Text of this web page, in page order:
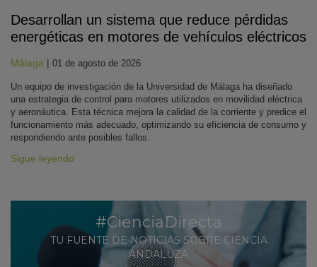
Desarrollan un sistema que reduce pérdidas
energéticas en motores de vehículos eléctricos
Málaga | 01 de agosto de 2026
Un equipo de investigación de la Universidad de Málaga ha diseñado
una estrategia de control para motores utilizados en movilidad eléctrica
y aeronáutica. Esta técnica mejora la calidad de la corriente y predice el
funcionamiento más adecuado, optimizando su eficiencia de consumo y
respondiendo ante posibles fallos.
Sigue leyendo
#CienciaDirecta
TU FUENTE DE NOTICIAS SOBRE CIENCIA
ANDALUZA